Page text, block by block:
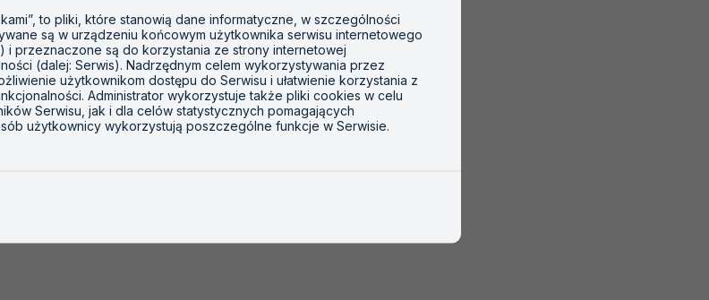
to pliki, które stanowią dane informatyczne, w szczególności
są w urządzeniu końcowym użytkownika serwisu internetowego
i przeznaczone są do korzystania ze strony internetowej
(dalej: Serwis). Nadrzędnym celem wykorzystywania przez
użytkownikom dostępu do Serwisu i ułatwienie korzystania z
Administrator wykorzystuje także pliki cookies w celu
Serwisu, jak i dla celów statystycznych pomagających
użytkownicy wykorzystują poszczególne funkcje w Serwisie.